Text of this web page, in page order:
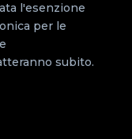
l'esenzione
per le
subito.